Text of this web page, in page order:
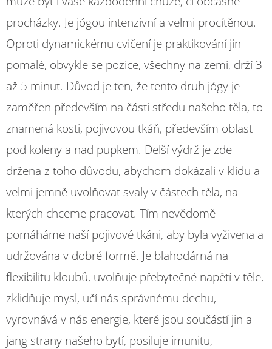
procházky. Je jógou intenzivní a velmi procítěnou.
Oproti dynamickému cvičení je praktikování jin
pomalé, obvykle se pozice, všechny na zemi, drží 3
až 5 minut. Důvod je ten, že tento druh jógy je
zaměřen především na části středu našeho těla, to
znamená kosti, pojivovou tkáň, především oblast
pod koleny a nad pupkem. Delší výdrž je zde
držena z toho důvodu, abychom dokázali v klidu a
velmi jemně uvolňovat svaly v částech těla, na
kterých chceme pracovat. Tím nevědomě
pomáháme naší pojivové tkáni, aby byla vyživena a
udržována v dobré formě. Je blahodárná na
flexibilitu kloubů, uvolňuje přebytečné napětí v těle,
zklidňuje mysl, učí nás správnému dechu,
vyrovnává v nás energie, které jsou součástí jin a
jang strany našeho bytí, posiluje imunitu,